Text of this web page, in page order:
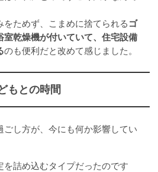
をためず、こまめに捨てられる ゴ
室乾燥機が付いていて、住宅設備
のも便利だと改めて感じました。
もとの時間
ごし方が、今にも何か影響してい
を詰め込むタイプだったのです